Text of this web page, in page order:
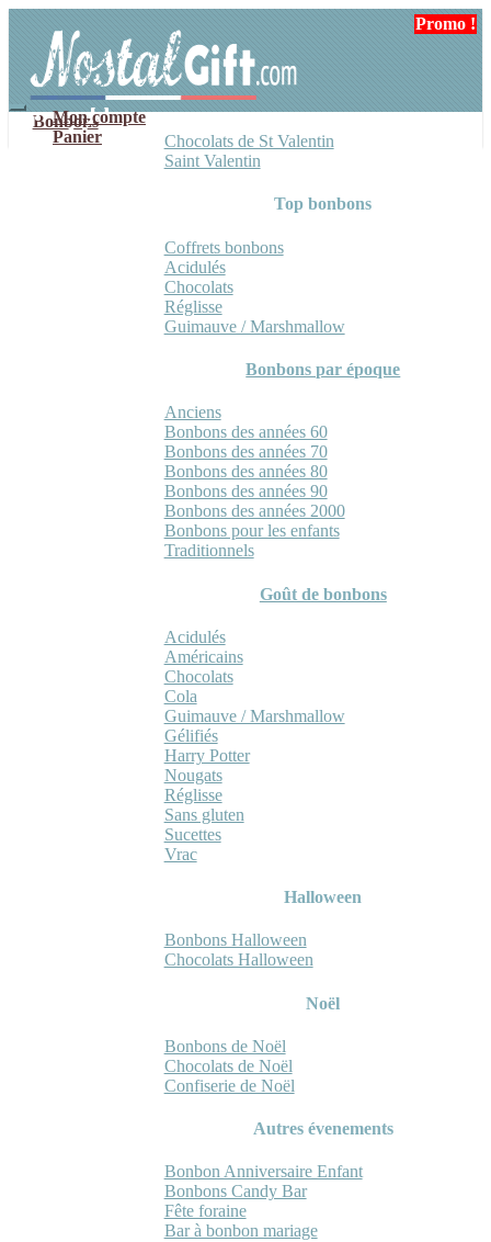
navigation
contenu
Mon compte
Panier
Bonbons
Chocolats de St Valentin
Saint Valentin
Top bonbons
Coffrets bonbons
Acidulés
Chocolats
Réglisse
Guimauve / Marshmallow
Bonbons par époque
Anciens
Bonbons des années 60
Bonbons des années 70
Bonbons des années 80
Bonbons des années 90
Bonbons des années 2000
Bonbons pour les enfants
Traditionnels
Goût de bonbons
Acidulés
Américains
Chocolats
Cola
Guimauve / Marshmallow
Gélifiés
Harry Potter
Nougats
Réglisse
Sans gluten
Sucettes
Vrac
Halloween
Bonbons Halloween
Chocolats Halloween
Noël
Bonbons de Noël
Chocolats de Noël
Confiserie de Noël
Autres évenements
Bonbon Anniversaire Enfant
Bonbons Candy Bar
Fête foraine
Bar à bonbon mariage
Promo !
Promo !